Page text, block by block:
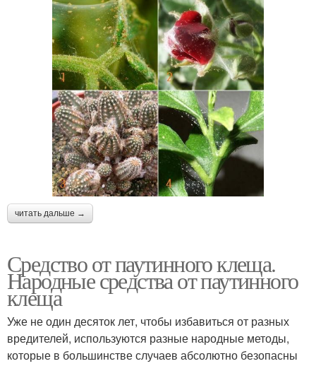
читать дальше →
Средство от паутинного клеща.
Народные средства от паутинного
клеща
Уже не один десяток лет, чтобы избавиться от разных
вредителей, используются разные народные методы,
которые в большинстве случаев абсолютно безопасны